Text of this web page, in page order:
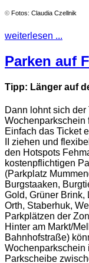
© Fotos: Claudia Czellnik
weiterlesen ...
Parken auf
Tipp: Länger auf
Dann lohnt sich
Wochenparkschein
Einfach das Ticket
II ziehen und
den Hotspots
kostenpflichtigen
(Parkplatz
Burgstaaken,
Gold, Grüner Brink,
Orth, Staberhuk,
Parkplätzen der
Hinter am Markt/
Bahnhofstraße)
Wochenparkschein
Parkscheibe